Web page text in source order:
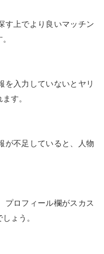
す上でより良いマッチン
を入力していないとヤリ
す。
が不足していると、人物
プロフィール欄がスカス
ょう。